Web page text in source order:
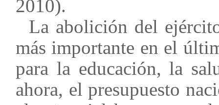
2010).
La abolición del
más importante en el
para la educación, la
ahora, el presupuesto